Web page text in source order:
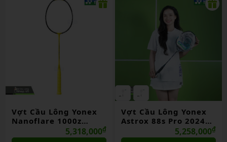
Vợt Cầu Lông Yonex
Nanoflare 1000z
5,318,000₫
Vợt Cầu Lông Yonex
Astrox 88s Pro 2024
5,258,000₫